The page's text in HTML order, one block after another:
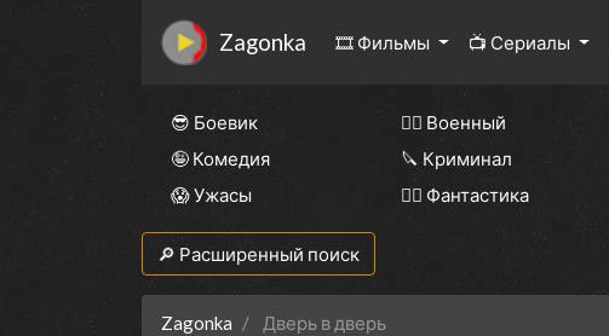
Zagonka 🎞 Фильмы 📺 Сериалы
😎 Боевик 👨‍✈️ Военный
🤪 Комедия
🔪 Криминал
😱 Ужасы
🧙‍♀️ Фантастика
🔎 Расширенный поиск
Zagonka Дверь в дверь